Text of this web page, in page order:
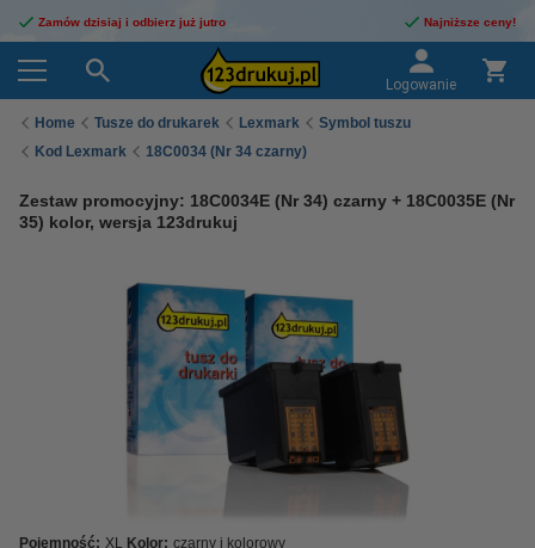
Zamów dzisiaj i odbierz już jutro Najniższe ceny!
Logowanie
Home Tusze do drukarek Lexmark
Symbol tuszu
Kod Lexmark
18C0034 (Nr 34 czarny)
Zestaw promocyjny: 18C0034E (Nr 34) czarny + 18C0035E (Nr
35) kolor, wersja 123drukuj
Pojemność: XL Kolor: czarny i kolorowy